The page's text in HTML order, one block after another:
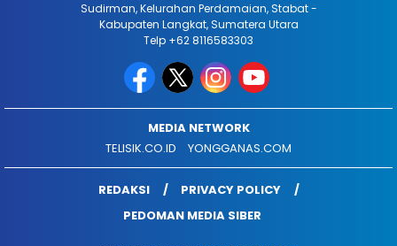
Sudirman, Kelurahan Perdamaian, Stabat -
Kabupaten Langkat, Sumatera Utara
Telp +62 8116583303
MEDIA NETWORK
TELISIK.CO.ID
YONGGANAS.COM
REDAKSI
PRIVACY POLICY
PEDOMAN MEDIA SIBER